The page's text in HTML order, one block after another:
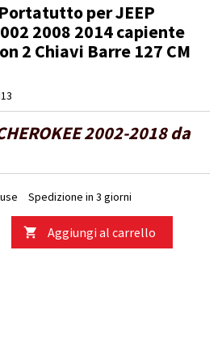
per JEEP
2008 2014 capiente
2 Chiavi Barre 127 CM
2002-2018 da
Spedizione in 3 giorni
 Aggiungi al carrello